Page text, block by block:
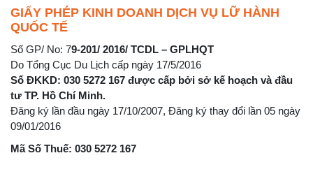
GIẤY PHÉP KINH DOANH DỊCH VỤ LỮ HÀNH
QUỐC TẾ
Số GP/ No: 79-201/ 2016/ TCDL – GPLHQT
Do Tổng Cục Du Lịch cấp ngày 17/5/2016
Số ĐKKD: 030 5272 167 được cấp bởi sở kế hoạch và đầu
tư TP. Hồ Chí Minh.
Đăng ký lần đầu ngày 17/10/2007, Đăng ký thay đổi lần 05 ngày
09/01/2016
Mã Số Thuế: 030 5272 167